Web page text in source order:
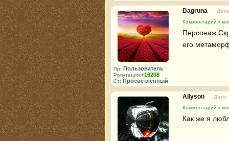
Пр: Пользователь
Репутация:+16208
Ст: Просветлённый
Dagruna
Комментарий к
Персонаж
его
Allyson
Дата:
Комментарий к
Как же я